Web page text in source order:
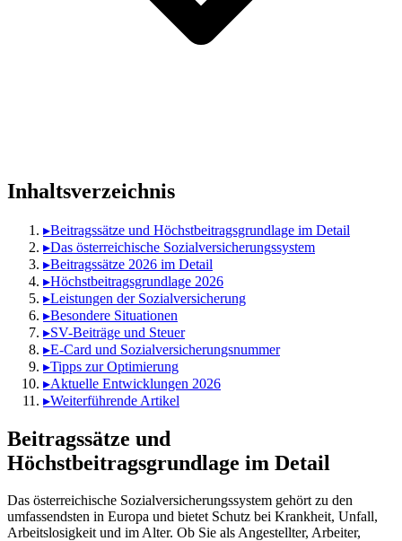
Inhaltsverzeichnis
▸Beitragssätze und Höchstbeitragsgrundlage im Detail
▸Das österreichische Sozialversicherungssystem
▸Beitragssätze 2026 im Detail
▸Höchstbeitragsgrundlage 2026
▸Leistungen der Sozialversicherung
▸Besondere Situationen
▸SV-Beiträge und Steuer
▸E-Card und Sozialversicherungsnummer
▸Tipps zur Optimierung
▸Aktuelle Entwicklungen 2026
▸Weiterführende Artikel
Beitragssätze und
Höchstbeitragsgrundlage im Detail
Das österreichische Sozialversicherungssystem gehört zu den
umfassendsten in Europa und bietet Schutz bei Krankheit, Unfall,
Arbeitslosigkeit und im Alter. Ob Sie als Angestellter, Arbeiter,